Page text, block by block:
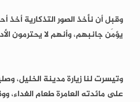
وقبل أن نأخذ الصور التذكارية
يؤمَن جانبهم، وأنهم لا يحترمون
وتيسرت لنا زيارة مدينة الخليل،
على مائدته العامرة طعام